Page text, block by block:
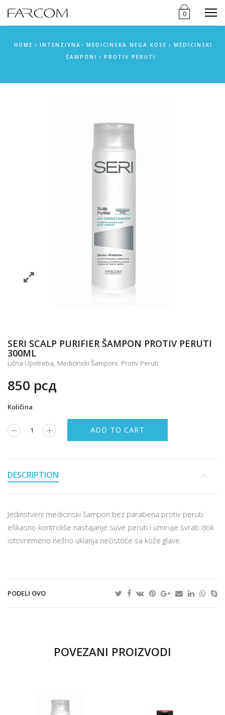
0 Menu
HOME INTENZIVNA- MEDICINSKA NEGA KOSE
MEDICINSKI
ŠAMPONI
PROTIV PERUTI
SERI SCALP PURIFIER ŠAMPON PROTIV PERUTI
300ML
Lična Upotreba, Medicinski Šamponi, Protiv Peruti
850 рсд
Količina
ADD TO CART
DESCRIPTION
Jedinstveni medicinski šampon bez parabena protiv peruti
efikasno kontroliše nastajanje suve peruti i umiruje svrab dok
istovremeno nežno uklanja nečistoće sa kože glave.
PODELI OVO
POVEZANI PROIZVODI